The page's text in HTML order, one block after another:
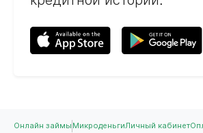
Онлайн займы МикроденьгиЛичный кабинет